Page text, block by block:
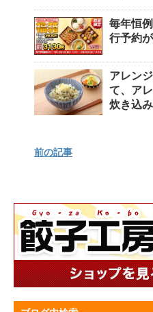
毎年恒
行予約
アレン
て、ア
炊き込
前の記事